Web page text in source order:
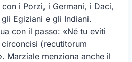
i Porzi, i Germani, i Daci,
Egiziani e gli Indiani.
con il passo: «Né tu eviti
(recutitorum
Marziale menziona anche il